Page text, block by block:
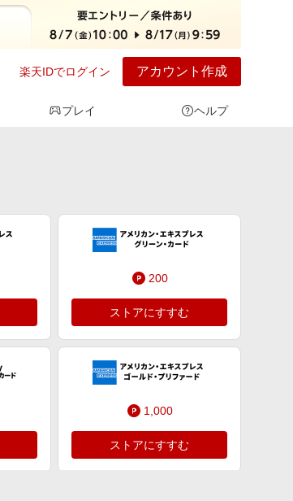
楽天IDでログイン アカウント作成
プレイ ヘルプ
200
ストアにすすむ
1,000
ストアにすすむ